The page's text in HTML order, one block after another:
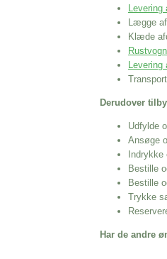
Levering
Lægge
Klæde
Levering
Derudover
Udfylde
Ansøge
Bestille
Bestille
Trykke
Har de andre